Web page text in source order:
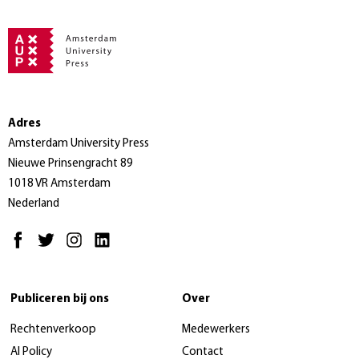
Adres
Amsterdam University Press
Nieuwe Prinsengracht 89
1018 VR Amsterdam
Nederland
Publiceren bij ons
Rechtenverkoop
AI Policy
Over
Medewerkers
Contact